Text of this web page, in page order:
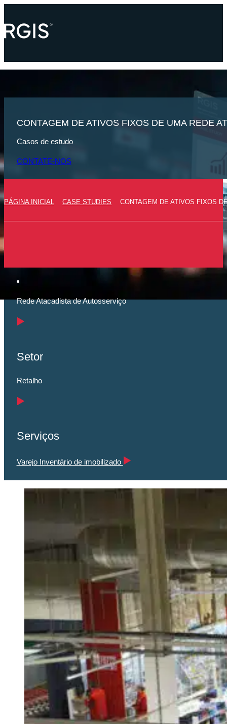
CONTAGEM DE ATIVOS FIXOS DE UMA REDE
Casos de estudo
CONTATE-NOS
PÁGINA INICIAL CASE STUDIES CONTAGEM DE ATIVOS FIXOS
Rede Atacadista de Autosserviço
Setor
Retalho
Serviços
Varejo Inventário de imobilizado